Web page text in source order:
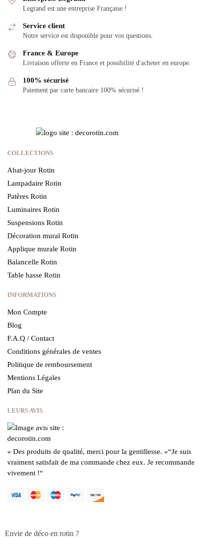
Legrand est une entreprise Française !
Service client
Notre service est disponible pour vos questions.
France & Europe
Livraison offerte en France et possibilité d'acheter en europe.
100% sécurisé
Paiement par carte bancaire 100% sécurisé !
COLLECTIONS
Abat-jour Rotin
Lampadaire Rotin
Patères Rotin
Luminaires Rotin
Suspensions Rotin
Décoration mural Rotin
Applique murale Rotin
Balancelle Rotin
Table basse Rotin
INFORMATIONS
Mon Compte
Blog
F.A.Q / Contact
Conditions générales de ventes
Politique de remboursement
Mentions Légales
Plan du Site
LEURS AVIS
« Des produits de qualité, merci pour la gentillesse. »“Je suis
vraiment satisfait de ma commande chez eux. Je recommande
vivement !“
Envie de déco en rotin ?